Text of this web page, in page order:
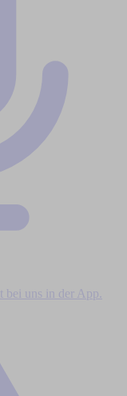
bei uns in der App.